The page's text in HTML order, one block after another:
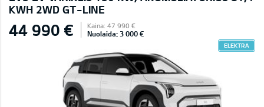
KWH 2WD GT-LINE
44 990 € Kaina: 47 990 €
Nuolaida: 3 000 €
ELEKTRA